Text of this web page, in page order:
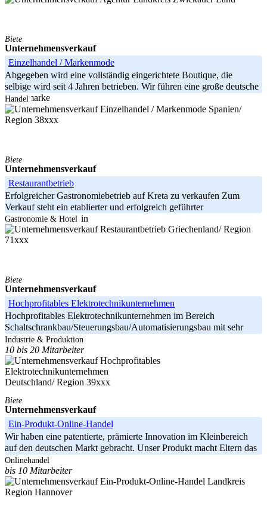
Biete
Unternehmensverkauf
Einzelhandel / Markenmode
Abgegeben wird eine vollständig eingerichtete Boutique, die
selbige wird seit 4 Jahren betrieben. Wir führen eine große deutsche
Modemarke
Handel
Spanien/
Region 38xxx
Biete
Unternehmensverkauf
Restaurantbetrieb
Erfolgreicher Gastronomiebetrieb auf Kreta zu verkaufen Zum
Verkauf steht ein etablierter und erfolgreich geführter
Gastronomiebetrieb in
Gastronomie & Hotel
Griechenland/ Region
71xxx
Biete
Unternehmensverkauf
Hochprofitables Elektrotechnikunternehmen
Hochprofitables Elektrotechnikunternehmen im Bereich
Schaltschrankbau/Steuerungsbau/Automatisierungsbau mit sehr
guter Reputation aus
Industrie & Produktion
10 bis 20 Mitarbeiter
Deutschland/ Region 39xxx
Biete
Unternehmensverkauf
Ein-Produkt-Online-Handel
Wir haben eine patentierte, prämierte Innovation im Kleinbereich
auf den deutschen Markt gebracht. Unser Produkt macht Eltern das
Onlinehandel
bis 10 Mitarbeiter
Landkreis
Region Hannover